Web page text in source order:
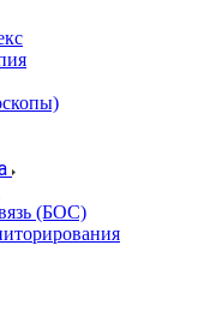
(БОС)